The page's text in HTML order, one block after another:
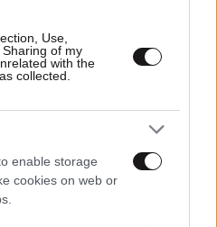
Use,
of my
with the
collected.
enable storage
cookies on web or
το Σέιχ Σου